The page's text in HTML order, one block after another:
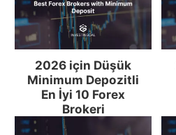
2026 için Düşük
Minimum Depozitli
En İyi 10 Forex
Brokeri